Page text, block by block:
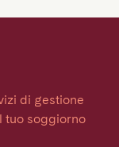
di gestione
tuo soggiorno